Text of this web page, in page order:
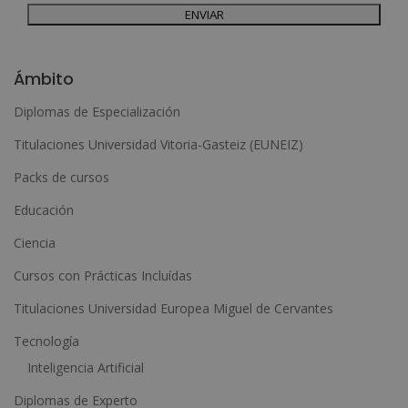
Para más información consulte nuestra Política de Privacidad.
Desea recibir información comercial (vía telefónica y/o email):
e
r
n
i
v
e
Ámbito
Diplomas de Especialización
Titulaciones Universidad Vitoria-Gasteiz (EUNEIZ)
Packs de cursos
Educación
Ciencia
Cursos con Prácticas Incluídas
Titulaciones Universidad Europea Miguel de Cervantes
Tecnología
Inteligencia Artificial
Diplomas de Experto